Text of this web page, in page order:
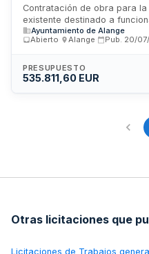
Alange
Contratación de obra para
existente destinado a
Alange. El proyecto se
documentación técnica y
la Diputación Provincial de
convenio de cooperación
mejor relación calidad-
Ayuntamiento de Alange
Abierto
Alange Pub. 20/
PRESUPUESTO
535.811,60 EUR
Otras licitaciones que
Licitaciones de Trabajos